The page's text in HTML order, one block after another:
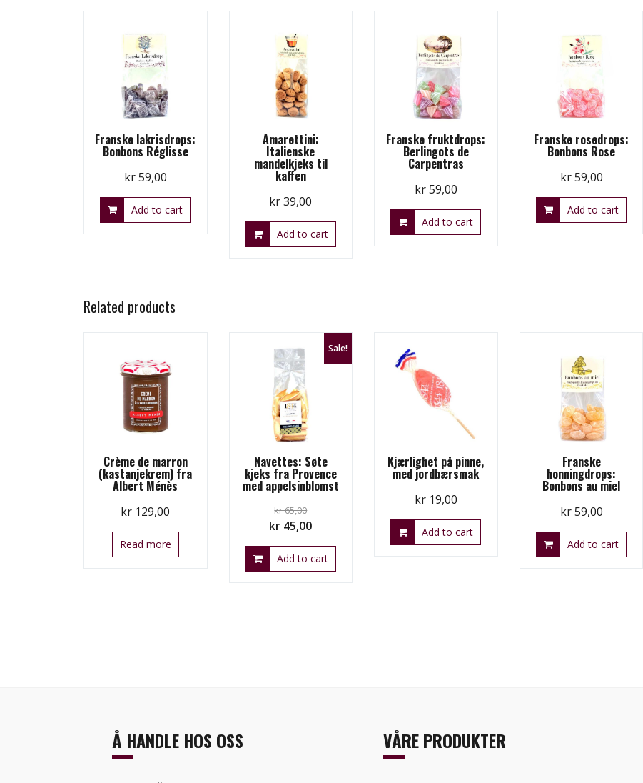
Franske lakrisdrops:
Bonbons Réglisse
kr59,00
Add to cart
Amarettini:
Italienske
mandelkjeks til
kaffen
kr39,00
Add to cart
Franske fruktdrops:
Berlingots de
Carpentras
kr59,00
Add to cart
Franske rosedrops:
Bonbons Rose
kr59,00
Add to cart
Related products
Crème de marron
(kastanjekrem) fra
Albert Ménès
kr 129,00
Read more
Sale!
Navettes: Søte
kjeks fra Provence
med appelsinblomst
kr65,00
Original
price
was:
kr 45,00Current
price
is:
Add to cart
Kjærlighet på pinne,
med jordbærsmak
kr19,00
Add to cart
Franske
honningdrops:
Bonbons au miel
kr59,00
Add to cart
Å HANDLE HOS OSS VÅRE PRODUKTER